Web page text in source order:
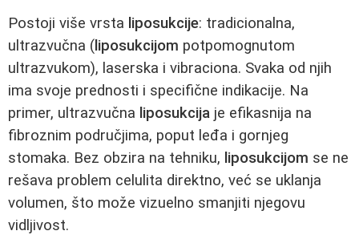
Postoji više vrsta liposukcije: tradicionalna,
ultrazvučna ( liposukcijom potpomognutom
ultrazvukom), laserska i vibraciona. Svaka od njih
ima svoje prednosti i specifične indikacije. Na
primer, ultrazvučna liposukcija je efikasnija na
fibroznim područjima, poput leđa i gornjeg
stomaka. Bez obzira na tehniku, liposukcijom se ne
rešava problem celulita direktno, već se uklanja
volumen, što može vizuelno smanjiti njegovu
vidljivost.